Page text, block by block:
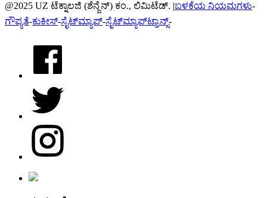
@2025 UZ ಟೆಕ್ನಾಲಜಿ (ಶೆನ್ಜೆನ್) ಕಂ., ಲಿಮಿಟೆಡ್. |ಬಳಕೆಯ ನಿಯಮಗಳು-
ಗೌಪ್ಯತೆ-ಕುಕೀಸ್-ಸೈಟ್‌ಮ್ಯಾಪ್-ಸೈಟ್‌ಮ್ಯಾಪ್‌ಟ್ರಾನ್ಸ್-